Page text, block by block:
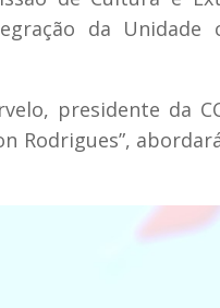
da Unidade
presidente da
Rodrigues”,